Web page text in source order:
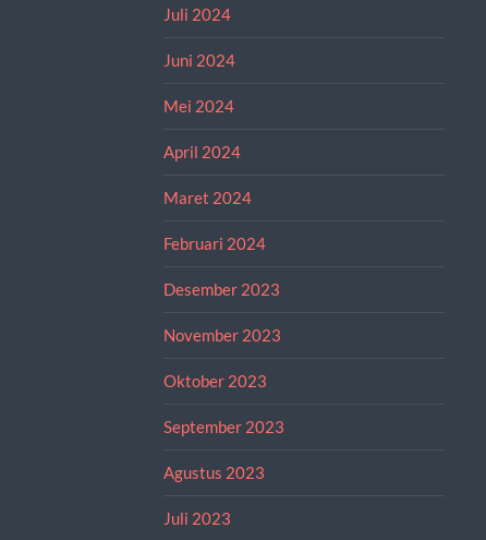
Juli 2024
Juni 2024
Mei 2024
April 2024
Maret 2024
Februari 2024
Desember 2023
November 2023
Oktober 2023
September 2023
Agustus 2023
Juli 2023